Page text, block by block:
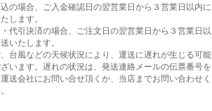
の場合、ご入金確認日の翌営業日から３営業日以内に
します。
代引決済の場合、ご注文日の翌営業日から３営業日以
いたします。
台風などの天候状況により、運送に遅れが生じる可能
います。遅れの状況は、発送連絡メールの伝票番号を
送会社にお問い合せ頂くか、当店までお問い合わせく